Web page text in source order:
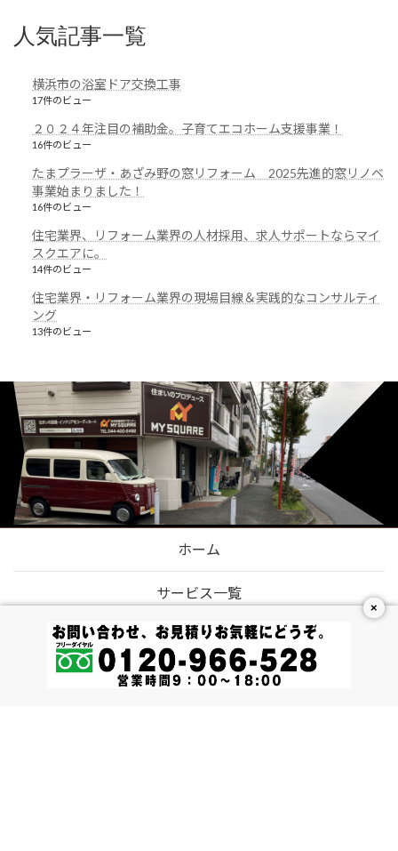
×
人気記事一覧
横浜市の浴室ドア交換工事
17件のビュー
２０２４年注目の補助金。子育てエコホーム支援事業！
16件のビュー
たまプラーザ・あざみ野の窓リフォーム 2025先進的窓リノベ
事業始まりました！
16件のビュー
住宅業界、リフォーム業界の人材採用、求人サポートならマイ
スクエアに。
14件のビュー
住宅業界・リフォーム業界の現場目線＆実践的なコンサルティ
ング
13件のビュー
ホーム
サービス一覧
代表挨拶
会社概要